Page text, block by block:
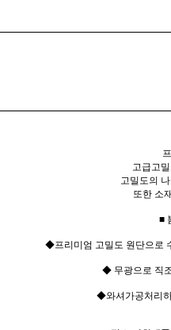
고급고
고밀도의
또한 소
■
◆프리미엄 고밀도 원단으로
◆ 무광으로 직
◆와셔가공처리